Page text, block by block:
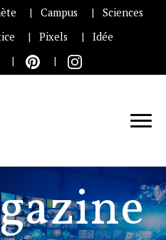
Campus
Sciences
Pixels Idée